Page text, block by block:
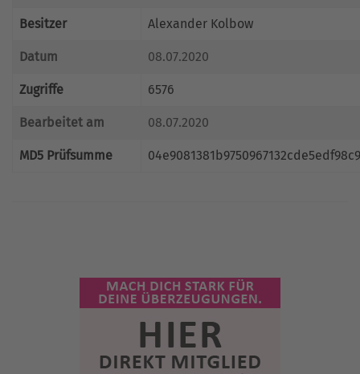
Besitzer Alexander Kolbow
Datum 08.07.2020
Zugriffe 6576
Bearbeitet am 08.07.2020
MD5 Prüfsumme 04e9081381b9750967132cde5edf98c9